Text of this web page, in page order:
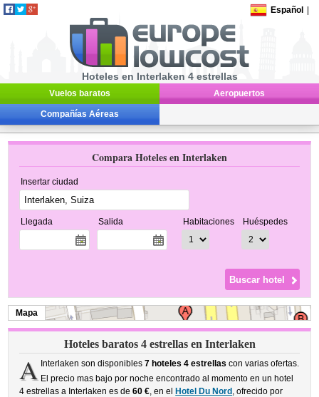
Español
Hoteles en Interlaken 4 estrellas
Vuelos baratos Aeropuertos
Compañías Aéreas
Compara Hoteles en Interlaken
Insertar ciudad
Llegada Salida Habitaciones Huéspedes
Mapa
Hoteles baratos 4 estrellas en Interlaken
A Interlaken son disponibles 7 hoteles 4 estrellas con varias ofertas.
El precio mas bajo por noche encontrado al momento en un hotel
4 estrellas a Interlaken es de60 €, en el Hotel Du Nord , ofrecido por